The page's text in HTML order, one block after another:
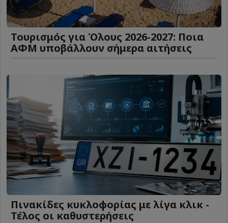
Τουρισμός για Όλους 2026-2027: Ποια
ΑΦΜ υποβάλλουν σήμερα αιτήσεις
Πινακίδες κυκλοφορίας με λίγα κλικ -
Τέλος οι καθυστερήσεις